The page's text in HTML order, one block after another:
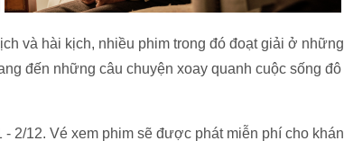
và hài kịch, nhiều phim trong đó đoạt giải ở những
đến những câu chuyện xoay quanh cuộc sống đô
2/12. Vé xem phim sẽ được phát miễn phí cho khán